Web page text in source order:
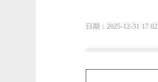
日期：2025-12-31 17:02